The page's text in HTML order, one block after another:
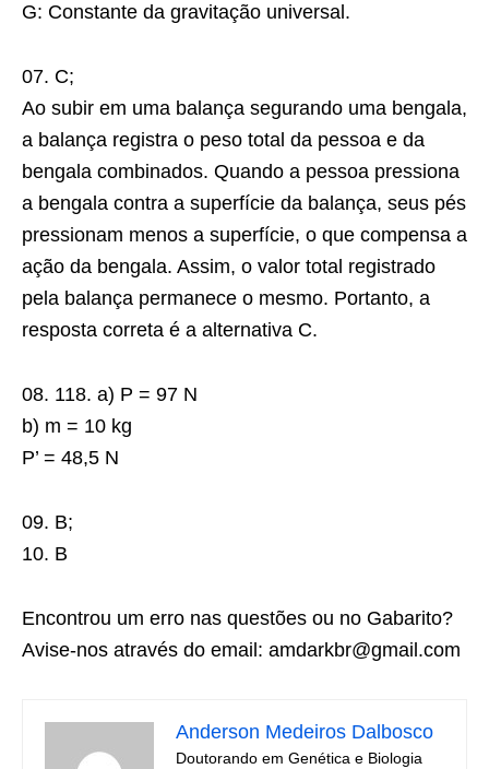
G: Constante da gravitação universal.
07. C;
Ao subir em uma balança segurando uma bengala,
a balança registra o peso total da pessoa e da
bengala combinados. Quando a pessoa pressiona
a bengala contra a superfície da balança, seus pés
pressionam menos a superfície, o que compensa a
ação da bengala. Assim, o valor total registrado
pela balança permanece o mesmo. Portanto, a
resposta correta é a alternativa C.
08. 118. a) P = 97 N
b) m = 10 kg
P’ = 48,5 N
09. B;
10. B
Encontrou um erro nas questões ou no Gabarito?
Avise-nos através do email: amdarkbr@gmail.com
Anderson Medeiros Dalbosco
Doutorando em Genética e Biologia